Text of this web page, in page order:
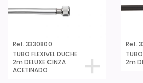
Ref. 3330800
TUBO FLEXIVEL DUCHE
2m DELUXE CINZA
ACETINADO
Ref.
2m